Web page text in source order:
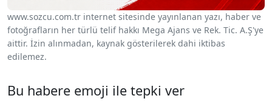
www.sozcu.com.tr internet sitesinde yayınlanan yazı, haber ve
fotoğrafların her türlü telif hakkı Mega Ajans ve Rek. Tic. A.Ş'ye
aittir. İzin alınmadan, kaynak gösterilerek dahi iktibas
edilemez.
Bu habere emoji ile tepki ver